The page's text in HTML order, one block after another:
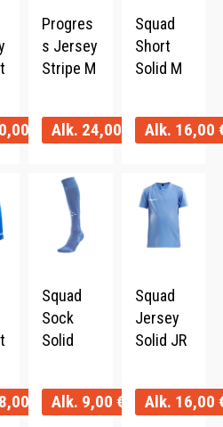
Progres
s Jersey
Stripe M
Alk. 24,00
Squad
Short
Solid M
Alk. 16,00
Squad
Sock
Solid
Alk. 9,00 €
Squad
Jersey
Solid JR
Alk. 16,00